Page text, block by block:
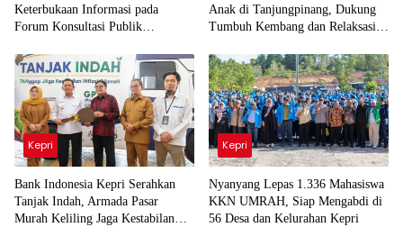
Keterbukaan Informasi pada
Forum Konsultasi Publik
Anak di Tanjungpinang, Dukung
Tumbuh Kembang dan Relaksasi
Kepri
Bank Indonesia Kepri Serahkan
Tanjak Indah, Armada Pasar
Murah Keliling Jaga Kestabilan
Kepri
Nyanyang Lepas 1.336 Mahasiswa
KKN UMRAH, Siap Mengabdi di
56 Desa dan Kelurahan Kepri